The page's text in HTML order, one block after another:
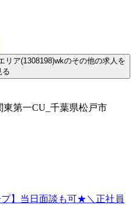
リア(1308198)wkのその他の求人を
る
第一CU_千葉県松戸市
プ】当日面談も可★＼正社員